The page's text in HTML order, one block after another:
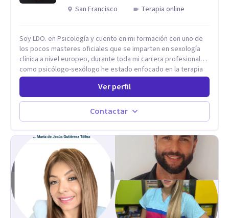
San Francisco
Terapia online
Soy LDO. en Psicología y cuento en mi formación con uno de
los pocos masteres oficiales que se imparten en sexología
clínica a nivel europeo, durante toda mi carrera profesional
como psicólogo-sexólogo he estado enfocado en la terapia
sexual desde una perspectiva multidisciplinar BIO-PSICO-
SOCIAL ya que aunque las bases de mi trabajo son
psicológicas, si no se tienen en consideración otros factores
la terapia puede no funcionar al tener una visión demasiado
simplista, excluyendo de antemano otros factores que
mejora global de tu sexualidad, considerando cada caso
como algo particular e intentando adaptarme a tu situación
personal concreta. En especial mi ámbito de trabajo es la
disfunción eréctil, la eyaculación precoz y la falta de deseo
tanto en mujeres como en hombres. La sexualidad es de
enorme importancia tanto para el bienestar físico y mental
como a nivel personal para una buena autoestima y una
relación saludable de pareja.
Ver perfil
Contactar